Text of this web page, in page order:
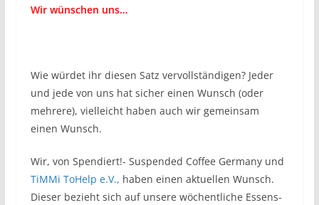
Wir wünschen uns…
Wie würdet ihr diesen Satz vervollständigen? Jeder
und jede von uns hat sicher einen Wunsch (oder
mehrere), vielleicht haben auch wir gemeinsam
einen Wunsch.
Wir, von Spendiert!- Suspended Coffee Germany und
TiMMi ToHelp e.V., haben einen aktuellen Wunsch.
Dieser bezieht sich auf unsere wöchentliche Essens-